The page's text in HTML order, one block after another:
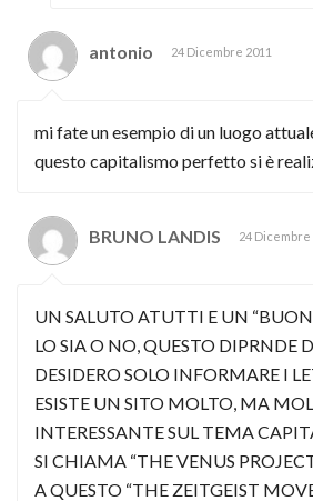
antonio 24 Dicembre 2011
mi fate un esempio di un luogo
questo capitalismo perfetto si è
BRUNO LANDIS 24 Dicembre
UN SALUTO ATUTTI E UN
LO SIA O NO, QUESTO DIPRNDE
DESIDERO SOLO INFORMARE I
ESISTE UN SITO MOLTO, MA
INTERESSANTE SUL TEMA
SI CHIAMA “THE VENUS
A QUESTO “THE ZEITGEIST